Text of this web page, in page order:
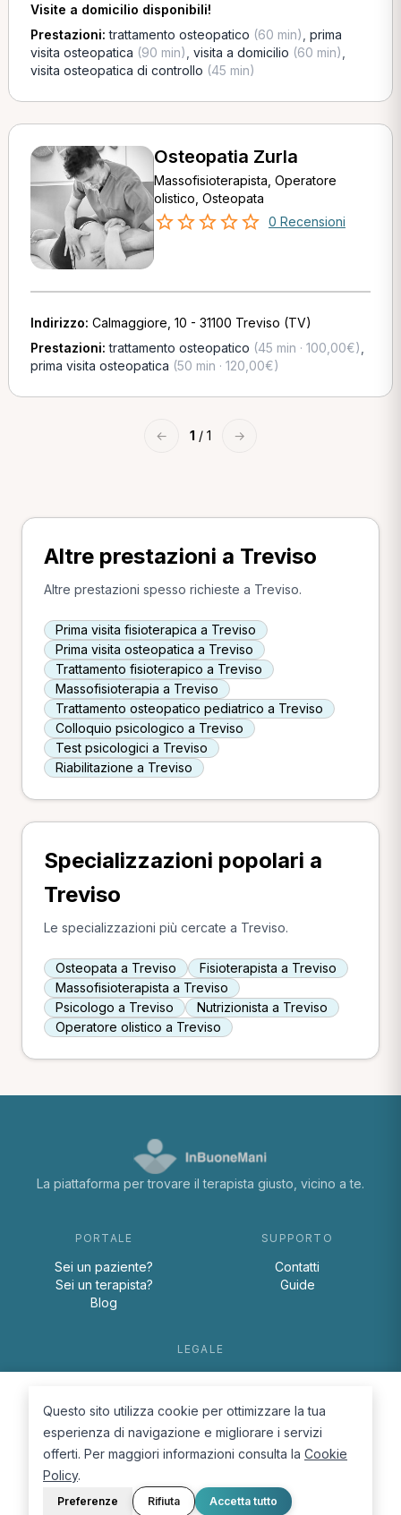
Visite a domicilio disponibili!
Prestazioni:trattamento osteopatico (60 min) prima
visita osteopatica (90 min) visita a domicilio (60 min)
visita osteopatica di controllo (45 min)
Osteopatia Zurla
Massofisioterapista, Operatore
olistico, Osteopata
0 Recensioni
Indirizzo: Calmaggiore, 10 - 31100 Treviso (TV)
Prestazioni:trattamento osteopatico (45 min · 100,00€)
prima visita osteopatica (50 min · 120,00€)
← 1 / 1 →
Altre prestazioni a Treviso
Altre prestazioni spesso richieste a Treviso.
Prima visita fisioterapica a Treviso
Prima visita osteopatica a Treviso
Trattamento fisioterapico a Treviso
Massofisioterapia a Treviso
Trattamento osteopatico pediatrico a Treviso
Colloquio psicologico a Treviso
Test psicologici a Treviso
Riabilitazione a Treviso
Specializzazioni popolari a
Treviso
Le specializzazioni più cercate a Treviso.
Osteopata a Treviso
Fisioterapista a Treviso
Massofisioterapista a Treviso
Psicologo a Treviso
Nutrizionista a Treviso
Operatore olistico a Treviso
La piattaforma per trovare il terapista giusto, vicino a te.
PORTALE
Sei un paziente?
Sei un terapista?
Blog
SUPPORTO
Contatti
Guide
LEGALE
Cookie Policy
Questo sito utilizza cookie per ottimizzare la tua
esperienza di navigazione e migliorare i servizi
offerti. Per maggiori informazioni consulta la Cookie
Policy.
Preferenze Rifiuta Accetta tutto